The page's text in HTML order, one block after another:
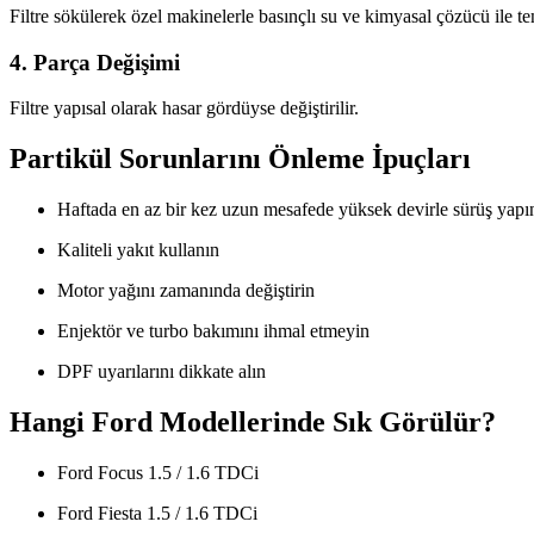
Filtre sökülerek özel makinelerle basınçlı su ve kimyasal çözücü ile
4. Parça Değişimi
Filtre yapısal olarak hasar gördüyse değiştirilir.
Partikül Sorunlarını Önleme İpuçları
Haftada en az bir kez uzun mesafede yüksek devirle sürüş
Kaliteli yakıt kullanın
Motor yağını zamanında değiştirin
Enjektör ve turbo bakımını ihmal etmeyin
DPF uyarılarını dikkate alın
Hangi Ford Modellerinde Sık Görülür?
Ford Focus 1.5 / 1.6 TDCi
Ford Fiesta 1.5 / 1.6 TDCi